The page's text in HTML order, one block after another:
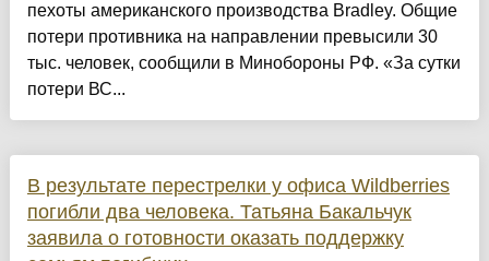
пехоты американского производства Bradley. Общие
потери противника на направлении превысили 30
тыс. человек, сообщили в Минобороны РФ. «За сутки
потери ВС...
В результате перестрелки у офиса Wildberries
погибли два человека. Татьяна Бакальчук
заявила о готовности оказать поддержку